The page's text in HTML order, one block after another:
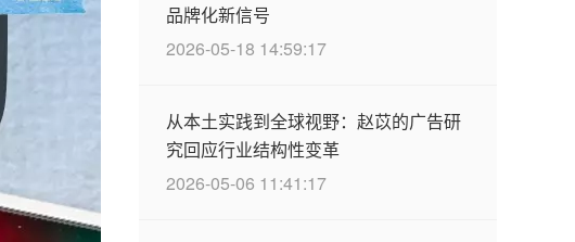
品牌化新信号
2026-05-18 14:59:17
从本土实践到全球视野：赵苡的广告研
究回应行业结构性变革
2026-05-06 11:41:17